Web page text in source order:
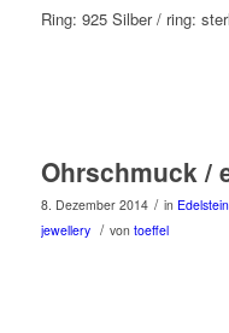
Ring: 925 Silber / ring:
Ohrschmuck /
8. Dezember 2014 / in
jewellery / von toeffel